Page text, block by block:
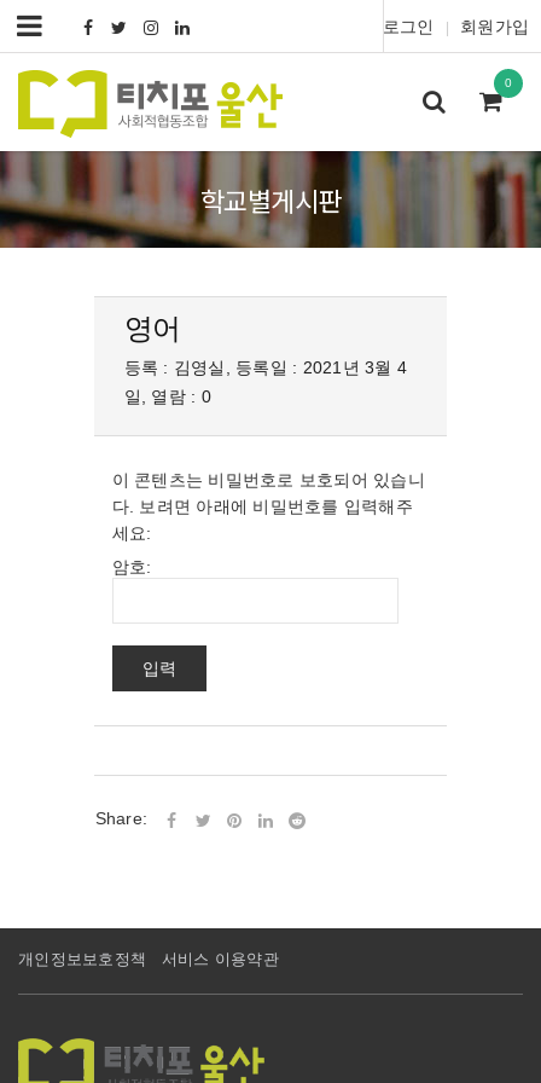
로그인 회원가입
0
학교별게시판
영어
등록 : 김영실, 등록일 : 2021년 3월 4
일, 열람 : 0
이 콘텐츠는 비밀번호로 보호되어 있습니
다. 보려면 아래에 비밀번호를 입력해주
세요:
암호:
Share:
개인정보보호정책 서비스 이용약관